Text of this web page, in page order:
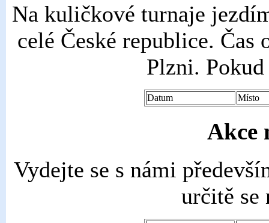
Na kuličkové turnaje
celé České republice. Čas
Plzni.
Datum Místo
Akce
Vydejte se s námi
určitě se